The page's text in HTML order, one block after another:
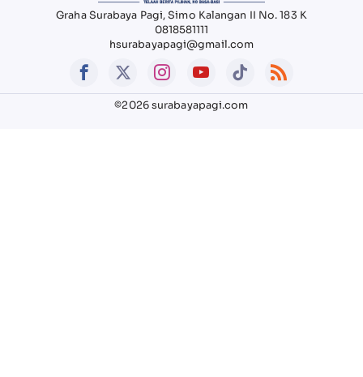
Graha Surabaya Pagi, Simo Kalangan II No. 183 K
0818581111
hsurabayapagi@gmail.com
©2026 surabayapagi.com